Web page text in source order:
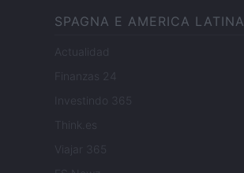
SPAGNA E AMERICA LATINA
Actualidad
Finanzas 24
Investindo 365
Think.es
Viajar 365